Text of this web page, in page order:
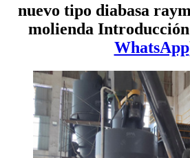
nuevo tipo diabasa
molienda
WhatsApp